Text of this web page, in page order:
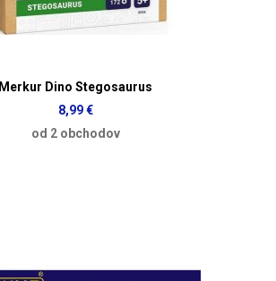
Merkur Dino Stegosaurus
8,99 €
od 2 obchodov